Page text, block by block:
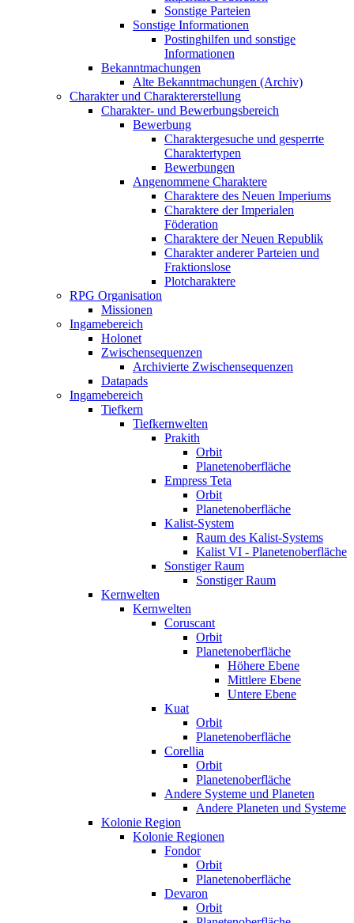
Sonstige Parteien
Sonstige Informationen
Postinghilfen und sonstige
Informationen
Bekanntmachungen
Alte Bekanntmachungen (Archiv)
Charakter und Charaktererstellung
Charakter- und Bewerbungsbereich
Bewerbung
Charaktergesuche und gesperrte
Charaktertypen
Bewerbungen
Angenommene Charaktere
Charaktere des Neuen Imperiums
Charaktere der Imperialen
Föderation
Charaktere der Neuen Republik
Charakter anderer Parteien und
Fraktionslose
Plotcharaktere
RPG Organisation
Missionen
Ingamebereich
Holonet
Zwischensequenzen
Archivierte Zwischensequenzen
Datapads
Ingamebereich
Tiefkern
Tiefkernwelten
Prakith
Orbit
Planetenoberfläche
Empress Teta
Orbit
Planetenoberfläche
Kalist-System
Raum des Kalist-Systems
Kalist VI - Planetenoberfläche
Sonstiger Raum
Sonstiger Raum
Kernwelten
Kernwelten
Coruscant
Orbit
Planetenoberfläche
Höhere Ebene
Mittlere Ebene
Untere Ebene
Kuat
Orbit
Planetenoberfläche
Corellia
Orbit
Planetenoberfläche
Andere Systeme und Planeten
Andere Planeten und Systeme
Kolonie Region
Kolonie Regionen
Fondor
Orbit
Planetenoberfläche
Devaron
Orbit